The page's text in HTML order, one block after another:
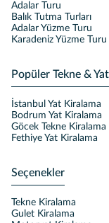
Adalar Turu
Balık Tutma Turları
Adalar Yüzme Turu
Karadeniz Yüzme Turu
Popüler Tekne &
İstanbul Yat Kiralama
Bodrum Yat Kiralama
Göcek Tekne Kiralama
Fethiye Yat Kiralama
Seçenekler
Tekne Kiralama
Gulet Kiralama